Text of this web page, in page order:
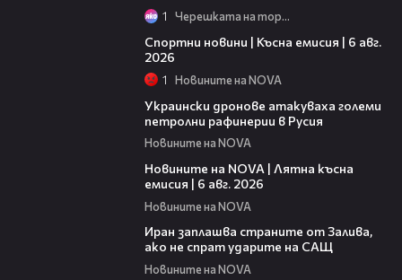
1 Черешката на тортата
Спортни новини | Късна емисия | 6 авг.
2026
1 Новините на NOVA
Украински дронове атакуваха големи
петролни рафинерии в Русия
Новините на NOVA
Новините на NOVA | Лятна късна
емисия | 6 авг. 2026
Новините на NOVA
Иран заплашва страните от Залива,
ако не спрат ударите на САЩ
Новините на NOVA